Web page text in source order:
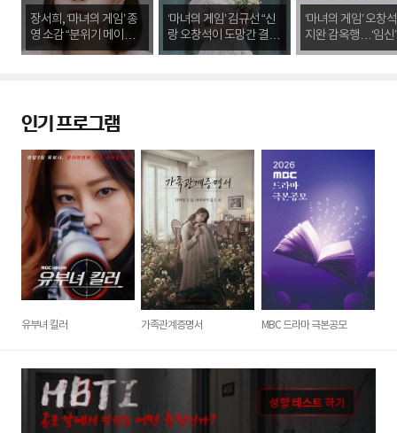
장서희, ‘마녀의 게임’ 종
영 소감 “분위기 메이커
는 이현석·김시헌” [일문
‘마녀의 게임’ 김규선 “신
랑 오창석이 도망간 결혼
식 장면 기억에 남아” [일
‘마녀의 게임’ 오창
지완 감옥행…‘임신
선, ♥이현석과 결혼
인기 프로그램
유부녀 킬러 가족관계증명서 MBC 드라마 극본공모